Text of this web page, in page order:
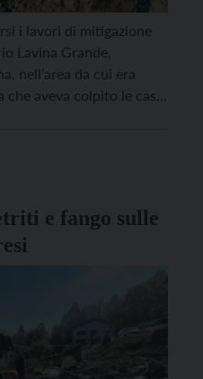
i lavori di mitigazione
Lavina Grande,
nell’area da cui era
aveva colpito le case
e fango sulle